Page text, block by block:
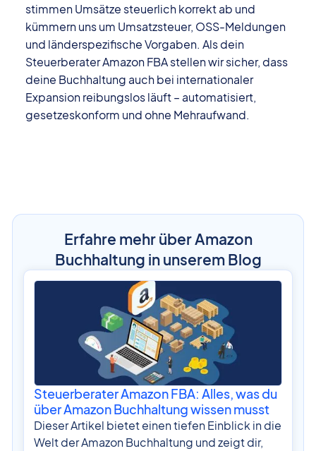
stimmen Umsätze steuerlich korrekt ab und
kümmern uns um Umsatzsteuer, OSS-Meldungen
und länderspezifische Vorgaben. Als dein
Steuerberater Amazon FBA stellen wir sicher, dass
deine Buchhaltung auch bei internationaler
Expansion reibungslos läuft – automatisiert,
gesetzeskonform und ohne Mehraufwand.
Erfahre mehr über Amazon
Buchhaltung in unserem Blog
Steuerberater Amazon FBA: Alles, was du
über Amazon Buchhaltung wissen musst
Dieser Artikel bietet einen tiefen Einblick in die
Welt der Amazon Buchhaltung und zeigt dir,